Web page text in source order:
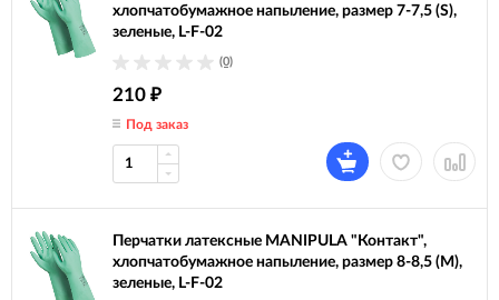
хлопчатобумажное напыление, размер 7-7,5 (S),
зеленые, L-F-02
(0)
210 ₽
Под заказ
Перчатки латексные MANIPULA "Контакт",
хлопчатобумажное напыление, размер 8-8,5 (M),
зеленые, L-F-02